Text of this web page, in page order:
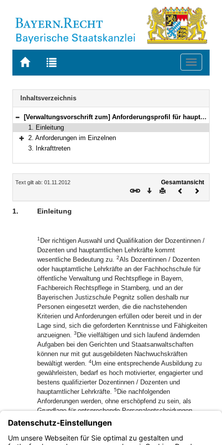
Zur
BAYERN.RECHT
Zur
letzten
Suche
Toggle
Navigation
Inhaltsverzeichnis
Bereich reduzieren
[Verwaltungsvorschrift zum] Anforderungsprofil für hauptamtliche Lehrkräfte und Dozentinnen / Dozenten an der Fachhochschule für öffentliche Verwaltung und Rechtspflege in Bayern, Fachbereich Rechtspflege in Starnberg, und an der Bayerischen Justizschule Pegnitz
1. Einleitung
Bereich erweitern
2. Anforderungen im Einzelnen
3. Inkrafttreten
Inhalt
Text gilt ab: 01.11.2012
Gesamtansicht
Download
DruckenVorheriges
1. Einleitung
1 Der richtigen Auswahl und Qualifikation der Dozentinnen /
Dozenten und hauptamtlichen Lehrkräfte kommt
wesentliche Bedeutung zu. 2Als Dozentinnen / Dozenten
oder hauptamtliche Lehrkräfte an der Fachhochschule für
öffentliche Verwaltung und Rechtspflege in Bayern,
Fachbereich Rechtspflege in Starnberg, und an der
Bayerischen Justizschule Pegnitz sollen deshalb nur
Personen eingesetzt werden, die die nachstehenden
Kriterien und Anforderungen erfüllen oder bereit und in der
Lage sind, sich die geforderten Kenntnisse und Fähigkeiten
anzueignen. 3 Die vielfältigen und sich laufend ändernden
Aufgaben bei den Gerichten und Staatsanwaltschaften
können nur mit gut ausgebildeten Nachwuchskräften
bewältigt werden. 4Um eine entsprechende Ausbildung zu
gewährleisten, bedarf es hoch motivierter, engagierter und
bestens qualifizierter Dozentinnen / Dozenten und
hauptamtlicher Lehrkräfte. 5 Die nachfolgenden
Anforderungen werden, ohne erschöpfend zu sein, als
Grundlage für entsprechende Personalentscheidungen
herangezogen.